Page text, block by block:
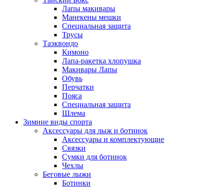
Лапы макивары
Манекены мешки
Специальная защита
Трусы
Таэквондо
Кимоно
Лапа-ракетка хлопушка
Макивары Лапы
Обувь
Перчатки
Пояса
Специальная защита
Шлема
Зимние виды спорта
Аксессуары для лыж и ботинок
Аксессуары и комплектующие
Связки
Сумки для ботинок
Чехлы
Беговые лыжи
Ботинки